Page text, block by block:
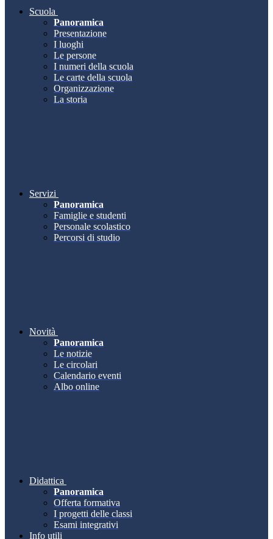
Scuola
Panoramica
Presentazione
I luoghi
Le persone
I numeri della scuola
Le carte della scuola
Organizzazione
La storia
Servizi
Panoramica
Famiglie e studenti
Personale scolastico
Percorsi di studio
Novità
Panoramica
Le notizie
Le circolari
Calendario eventi
Albo online
Didattica
Panoramica
Offerta formativa
I progetti delle classi
Esami integrativi
Info utili